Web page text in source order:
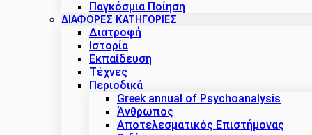
Παγκόσμια Ποίηση
ΔΙΑΦΟΡΕΣ ΚΑΤΗΓΟΡΙΕΣ
Διατροφή
Ιστορία
Εκπαίδευση
Τέχνες
Περιοδικά
Greek annual of Psychoanalysis
Άνθρωπος
Αποτελεσματικός Επιστήμονας